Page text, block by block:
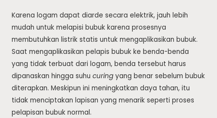
Karena logam dapat diarde secara elektrik, jauh lebih
mudah untuk melapisi bubuk karena prosesnya
membutuhkan listrik statis untuk mengaplikasikan bubuk.
Saat mengaplikasikan pelapis bubuk ke benda-benda
yang tidak terbuat dari logam, benda tersebut harus
dipanaskan hingga suhu curing yang benar sebelum bubuk
diterapkan. Meskipun ini meningkatkan daya tahan, itu
tidak menciptakan lapisan yang menarik seperti proses
pelapisan bubuk normal.